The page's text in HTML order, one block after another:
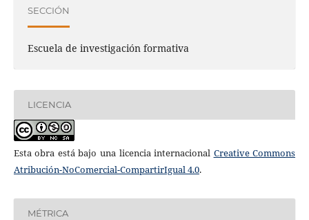
SECCIÓN
Escuela de investigación formativa
LICENCIA
Esta obra está bajo una licencia internacional Creative Commons
Atribución-NoComercial-CompartirIgual 4.0.
MÉTRICA